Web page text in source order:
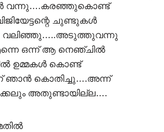
വന്നു….കരഞ്ഞുകൊണ്ട്
ചുണ്ടുകൾ
വലിഞ്ഞു…..അടുത്തുവന്നു
ഒന്ന് ആ നെഞ്ചിൽ
ഉമ്മകൾ കൊണ്ട്
ഞാൻ കൊതിച്ചു….അന്ന്
അതുണ്ടായില്ല….